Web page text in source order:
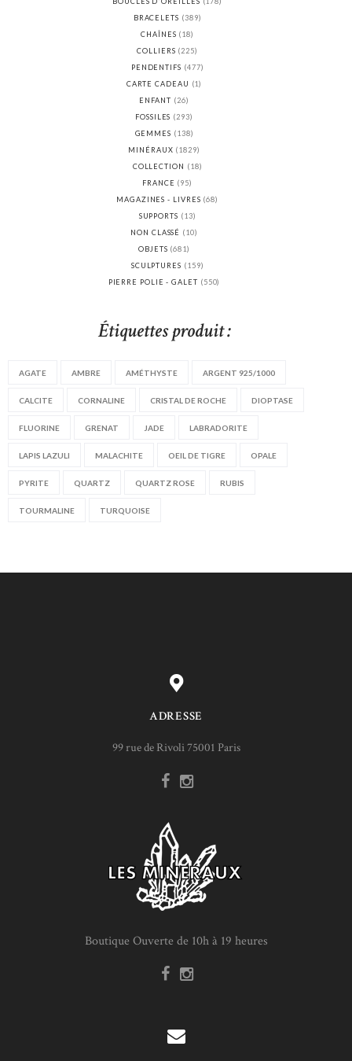
BRACELETS (389)
CHAÎNES (18)
COLLIERS (225)
PENDENTIFS (477)
CARTE CADEAU (1)
ENFANT (26)
FOSSILES (293)
GEMMES (138)
MINÉRAUX (1829)
COLLECTION
(18)
FRANCE (95)
MAGAZINES - LIVRES (68)
SUPPORTS (13)
NON CLASSÉ (10)
OBJETS (681)
SCULPTURES (159)
PIERRE POLIE - GALET (550)
Étiquettes produit :
AGATE AMBRE AMÉTHYSTE ARGENT 925/1000
CALCITE CORNALINE CRISTAL DE ROCHE DIOPTASE
FLUORINE GRENAT JADE LABRADORITE
LAPIS LAZULI MALACHITE OEIL DE TIGRE OPALE
PYRITE QUARTZ QUARTZ ROSE RUBIS
TOURMALINE TURQUOISE
ADRESSE
99 rue de Rivoli 75001 Paris
Boutique Ouverte de 10h à 19 heures